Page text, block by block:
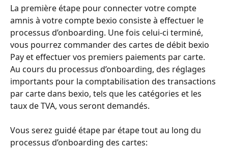
La première étape pour connecter votre compte
amnis à votre compte bexio consiste à effectuer le
processus d’onboarding. Une fois celui-ci terminé,
vous pourrez commander des cartes de débit bexio
Pay et effectuer vos premiers paiements par carte.
Au cours du processus d’onboarding, des réglages
importants pour la comptabilisation des transactions
par carte dans bexio, tels que les catégories et les
taux de TVA, vous seront demandés.
Vous serez guidé étape par étape tout au long du
processus d’onboarding des cartes: